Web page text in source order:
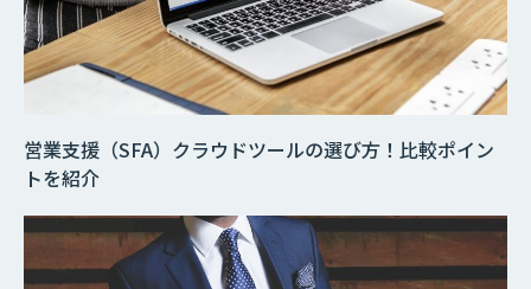
営業支援（SFA）クラウドツールの選び方！比較ポイン
トを紹介